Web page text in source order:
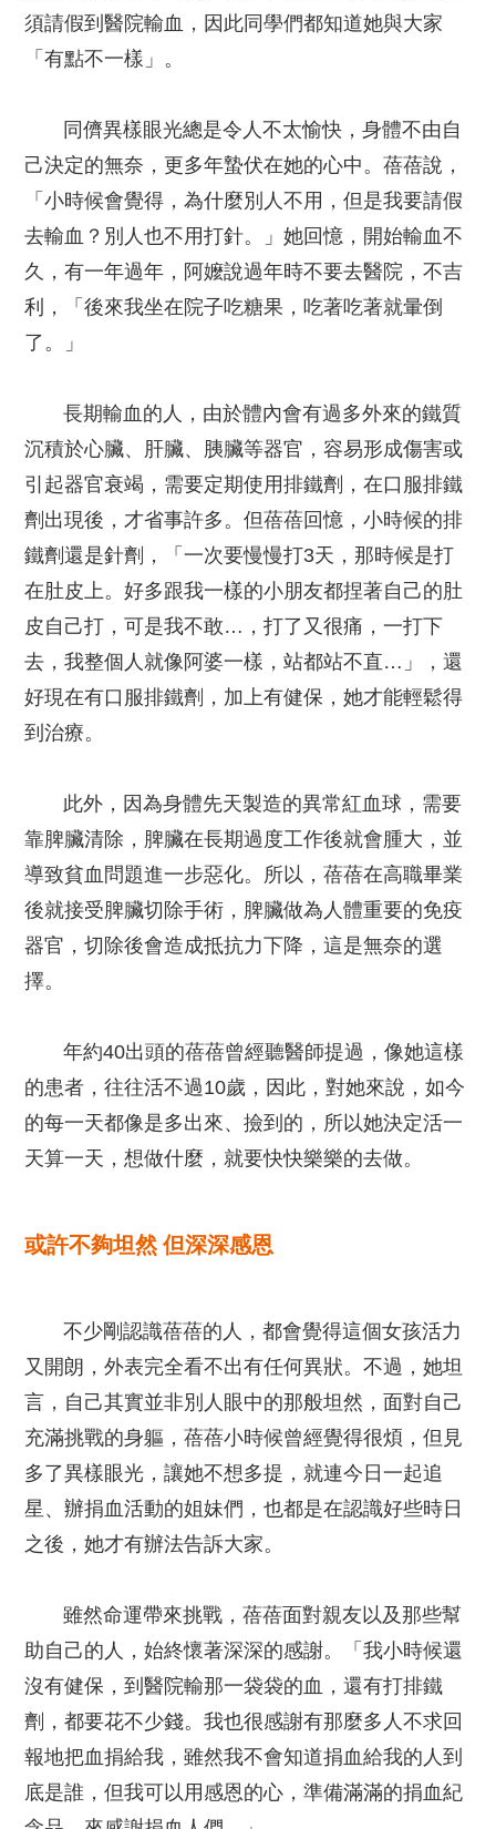
須請假到醫院輸血，因此同學們都知道她與大家
「有點不一樣」。
同儕異樣眼光總是令人不太愉快，身體不由自
己決定的無奈，更多年蟄伏在她的心中。蓓蓓說，
「小時候會覺得，為什麼別人不用，但是我要請假
去輸血？別人也不用打針。」她回憶，開始輸血不
久，有一年過年，阿嬤說過年時不要去醫院，不吉
利，「後來我坐在院子吃糖果，吃著吃著就暈倒
了。」
長期輸血的人，由於體內會有過多外來的鐵質
沉積於心臟、肝臟、胰臟等器官，容易形成傷害或
引起器官衰竭，需要定期使用排鐵劑，在口服排鐵
劑出現後，才省事許多。但蓓蓓回憶，小時候的排
鐵劑還是針劑，「一次要慢慢打3天，那時候是打
在肚皮上。好多跟我一樣的小朋友都捏著自己的肚
皮自己打，可是我不敢…，打了又很痛，一打下
去，我整個人就像阿婆一樣，站都站不直…」，還
好現在有口服排鐵劑，加上有健保，她才能輕鬆得
到治療。
此外，因為身體先天製造的異常紅血球，需要
靠脾臟清除，脾臟在長期過度工作後就會腫大，並
導致貧血問題進一步惡化。所以，蓓蓓在高職畢業
後就接受脾臟切除手術，脾臟做為人體重要的免疫
器官，切除後會造成抵抗力下降，這是無奈的選
擇。
年約40出頭的蓓蓓曾經聽醫師提過，像她這樣
的患者，往往活不過10歲，因此，對她來說，如今
的每一天都像是多出來、撿到的，所以她決定活一
天算一天，想做什麼，就要快快樂樂的去做。
或許不夠坦然 但深深感恩
不少剛認識蓓蓓的人，都會覺得這個女孩活力
又開朗，外表完全看不出有任何異狀。不過，她坦
言，自己其實並非別人眼中的那般坦然，面對自己
充滿挑戰的身軀，蓓蓓小時候曾經覺得很煩，但見
多了異樣眼光，讓她不想多提，就連今日一起追
星、辦捐血活動的姐妹們，也都是在認識好些時日
之後，她才有辦法告訴大家。
雖然命運帶來挑戰，蓓蓓面對親友以及那些幫
助自己的人，始終懷著深深的感謝。「我小時候還
沒有健保，到醫院輸那一袋袋的血，還有打排鐵
劑，都要花不少錢。我也很感謝有那麼多人不求回
報地把血捐給我，雖然我不會知道捐血給我的人到
底是誰，但我可以用感恩的心，準備滿滿的捐血紀